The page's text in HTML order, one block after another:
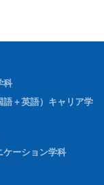
科
語＋英語）キャリア学
ケーション学科